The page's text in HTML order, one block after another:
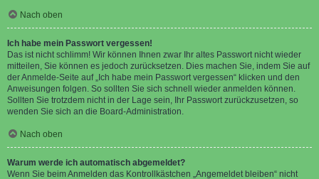
Nach oben
Ich habe mein Passwort vergessen!
Das ist nicht schlimm! Wir können Ihnen zwar Ihr altes Passwort nicht wieder
mitteilen, Sie können es jedoch zurücksetzen. Dies machen Sie, indem Sie auf
der Anmelde-Seite auf „Ich habe mein Passwort vergessen“ klicken und den
Anweisungen folgen. So sollten Sie sich schnell wieder anmelden können.
Sollten Sie trotzdem nicht in der Lage sein, Ihr Passwort zurückzusetzen, so
wenden Sie sich an die Board-Administration.
Nach oben
Warum werde ich automatisch abgemeldet?
Wenn Sie beim Anmelden das Kontrollkästchen „Angemeldet bleiben“ nicht